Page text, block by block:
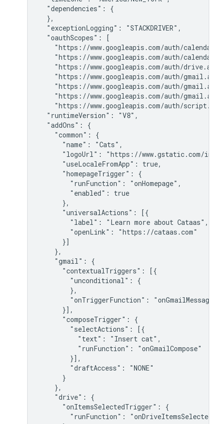
  "dependencies": {
  },
  "exceptionLogging": "STACKDRIVER",
  "oauthScopes": [
"https://www.googleapis.com/auth/
"https://www.googleapis.com/auth/
"https://www.googleapis.com/auth/
"https://www.googleapis.com/auth/
"https://www.googleapis.com/auth/
"https://www.googleapis.com/auth/
"https://www.googleapis.com/auth/
  "runtimeVersion": "V8",
  "addOns": {
    "common": {
      "name": "Cats",
"logoUrl": "https://www.gstatic.com/
      "useLocaleFromApp": true,
      "homepageTrigger": {
        "runFunction": "onHomepage",
        "enabled": true
      },
      "universalActions": [{
        "label": "Learn more about Cataas",
        "openLink": "https://cataas.com"
      }]
    },
    "gmail": {
      "contextualTriggers": [{
        "unconditional": {
        },
        "onTriggerFunction": "onGmailMessage"
      }],
      "composeTrigger": {
        "selectActions": [{
          "text": "Insert cat",
          "runFunction": "onGmailCompose"
        }],
        "draftAccess": "NONE"
      }
    },
    "drive": {
      "onItemsSelectedTrigger": {
        "runFunction": "onDriveItemsSelected"